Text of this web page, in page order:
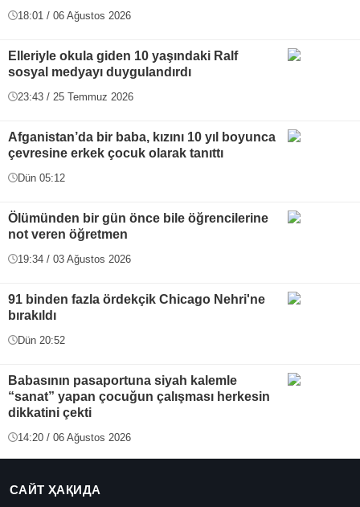
18:01 / 06 Ağustos 2026
Elleriyle okula giden 10 yaşındaki Ralf
sosyal medyayı duygulandırdı
23:43 / 25 Temmuz 2026
Afganistan’da bir baba, kızını 10 yıl boyunca
çevresine erkek çocuk olarak tanıttı
Dün 05:12
Ölümünden bir gün önce bile öğrencilerine
not veren öğretmen
19:34 / 03 Ağustos 2026
91 binden fazla ördekçik Chicago Nehri'ne
bırakıldı
Dün 20:52
Babasının pasaportuna siyah kalemle
“sanat” yapan çocuğun çalışması herkesin
dikkatini çekti
14:20 / 06 Ağustos 2026
САЙТ ҲАҚИДА